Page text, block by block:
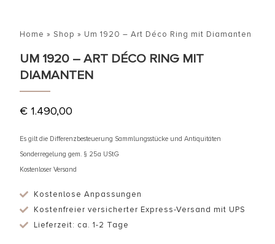
Home » Shop » Um 1920 – Art Déco Ring mit Diamanten
UM 1920 – ART DÉCO RING MIT
DIAMANTEN
€ 1.490,00
Es gilt die Differenzbesteuerung Sammlungsstücke und Antiquitäten
Sonderregelung gem. § 25a UStG
Kostenloser Versand
Kostenlose Anpassungen
Kostenfreier versicherter Express-Versand mit UPS
Lieferzeit: ca. 1-2 Tage